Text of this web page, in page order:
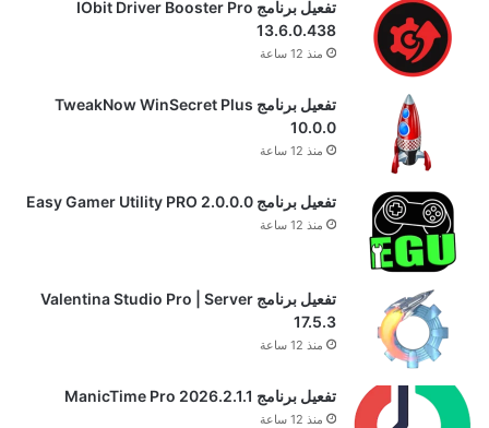
تفعيل برنامج IObit Driver Booster Pro
13.6.0.438
منذ 12 ساعة
تفعيل برنامج TweakNow WinSecret Plus
10.0.0
منذ 12 ساعة
تفعيل برنامج Easy Gamer Utility PRO 2.0.0.0
منذ 12 ساعة
تفعيل برنامج Valentina Studio Pro | Server
17.5.3
منذ 12 ساعة
تفعيل برنامج ManicTime Pro 2026.2.1.1
منذ 12 ساعة